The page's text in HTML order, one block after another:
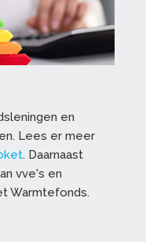
en
Lees er meer
. Daarnaast
vve's en
Warmtefonds.